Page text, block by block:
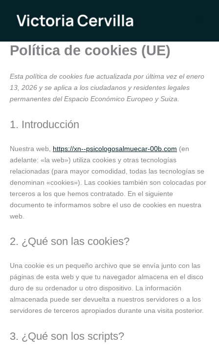
Política de cookies (UE)
Esta política de cookies fue actualizada por última vez el enero
13, 2026 y se aplica a los ciudadanos y residentes legales
permanentes del Espacio Económico Europeo y Suiza.
1. Introducción
Nuestra web, https://xn--psicologosalmuecar-00b.com (en
adelante: «la web») utiliza cookies y otras tecnologías
relacionadas (para mayor comodidad, todas las tecnologías se
denominan «cookies»). Las cookies también son colocadas por
terceros a los que hemos contratado. En el siguiente
documento te informamos sobre el uso de cookies en nuestra
web.
2. ¿Qué son las cookies?
Una cookie es un pequeño archivo que se envía junto con las
páginas de esta web y que tu navegador almacena en el disco
duro de su ordenador u otro dispositivo. La información
almacenada puede ser devuelta a nuestros servidores o a los
servidores de terceros apropiados durante una visita posterior.
3. ¿Qué son los scripts?